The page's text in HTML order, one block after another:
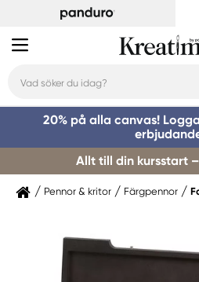
20% på alla canvas!
Allt till din kursstart
Pennor & kritor Färgpennor